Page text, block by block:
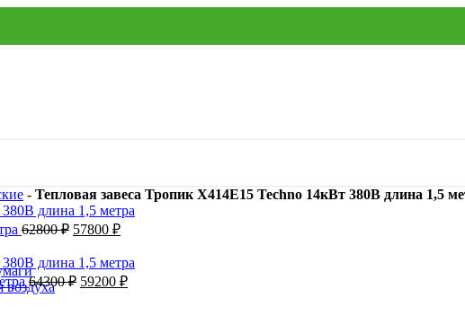
воздуха
- Тепловая завеса Тропик X414E15 Techno 14кВт 380В длина 1,5
62800₽ 57800 ₽
64300₽ 59200 ₽